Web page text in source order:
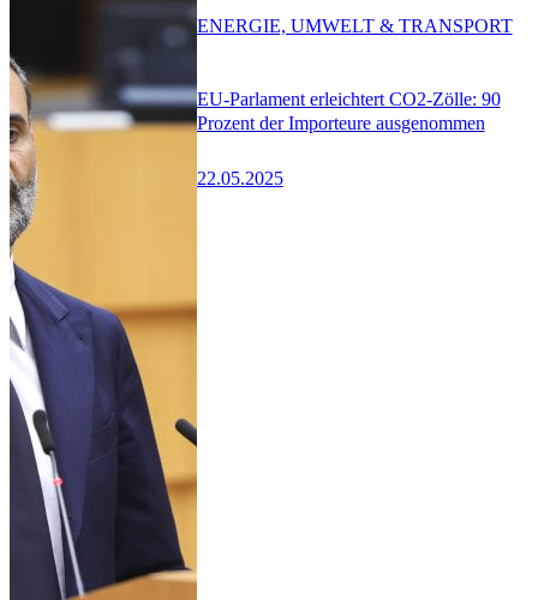
EU-Parlament erleichtert CO2-Zölle: 90
Prozent der Importeure ausgenommen
22.05.2025
ENERGIE, UMWELT & TRANSPORT